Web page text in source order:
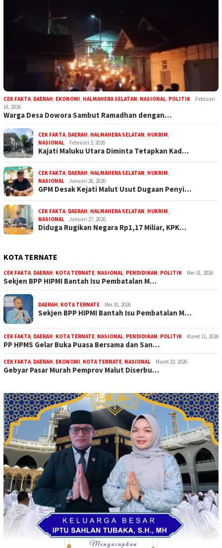
CEK FAKTA, DAERAH, EKONOMI, HALMAHERA SELATAN, NASIONAL, POLITIK
Februari
18, 2026
Warga Desa Dowora Sambut Ramadhan dengan…
CEK FAKTA, DAERAH, HALMAHERA SELATAN, HUKRIM,
NASIONAL
Februari 3, 2026
Kajati Maluku Utara Diminta Tetapkan Kad…
CEK FAKTA, DAERAH, HALMAHERA SELATAN, HUKRIM,
NASIONAL
Januari 28, 2026
GPM Desak Kejati Malut Usut Dugaan Penyi…
CEK FAKTA, DAERAH, HALMAHERA SELATAN, HUKRIM,
NASIONAL
Januari 27, 2026
Diduga Rugikan Negara Rp1,17 Miliar, KPK…
KOTA TERNATE
CEK FAKTA, DAERAH, KOTA TERNATE, NASIONAL, PENDIDIKAN, POLITIK Mei 31, 2026
Sekjen BPP HIPMI Bantah Isu Pembatalan M…
DAERAH, KOTA TERNATE Mei 31, 2026
Sekjen BPP HIPMI Bantah Isu Pembatalan M…
CEK FAKTA, DAERAH, KOTA TERNATE, NASIONAL, PENDIDIKAN, POLITIK Maret 11, 2026
PP HPMS Gelar Buka Puasa Bersama dan San…
CEK FAKTA, DAERAH, EKONOMI, KOTA TERNATE, NASIONAL Maret 10, 2026
Gebyar Pasar Murah Pemprov Malut Diserbu…